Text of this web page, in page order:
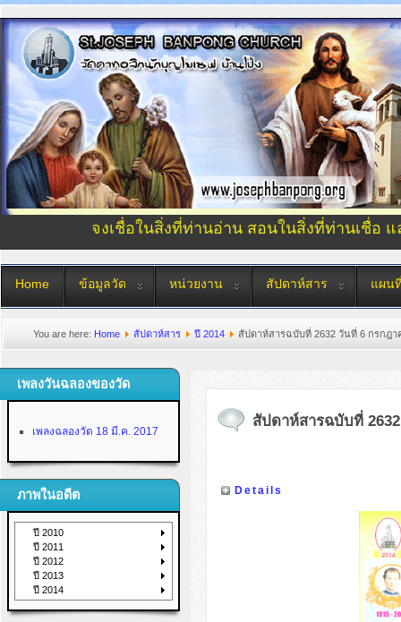
จงเชื่อในสิ่งที่ท่านอ่าน สอนในสิ่งที่ท่านเชื่อ
Home ข้อมูลวัด หน่วยงาน สัปดาห์สาร แผน
You are here: Home สัปดาห์สาร ปี 2014 สัปดาห์สารฉบับที่ 2632 วันที่ 6 กรกฎา
เพลงวันฉลองของวัด
เพลงฉลองวัด 18 มี.ค. 2017
ภาพในอดีต
ปี 2010
ปี 2011
ปี 2012
ปี 2013
ปี 2014
สัปดาห์สารฉบับที่
Details